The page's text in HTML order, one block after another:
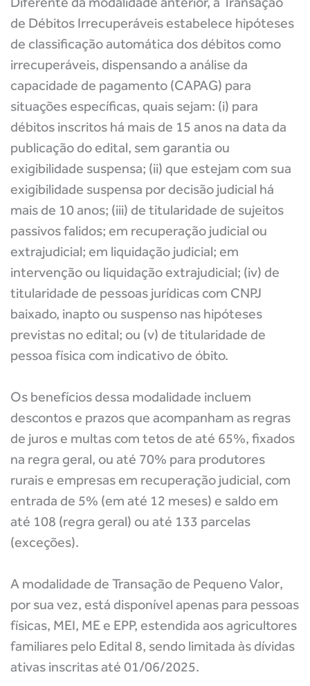
de Débitos Irrecuperáveisestabelece hipóteses
de classificação automática dos débitos como
irrecuperáveis, dispensando a análise da
capacidade de pagamento (CAPAG) para
situações específicas, quais sejam: (i) para
débitos inscritos há mais de 15 anos na data da
publicação do edital, sem garantia ou
exigibilidade suspensa; (ii) que estejam com sua
exigibilidade suspensa por decisão judicial há
mais de 10 anos; (iii) de titularidade de sujeitos
passivos falidos; em recuperação judicial ou
extrajudicial; em liquidação judicial; em
intervenção ou liquidação extrajudicial; (iv) de
titularidade de pessoas jurídicas com CNPJ
baixado, inapto ou suspenso nas hipóteses
previstas no edital; ou (v) de titularidade de
pessoa física com indicativo de óbito.
Os benefícios dessa modalidade incluem
descontos e prazos que acompanham as regras
de juros e multas com tetos de até 65%, fixados
na regra geral, ou até 70% para produtores
rurais e empresas em recuperação judicial, com
entrada de 5% (em até 12 meses) e saldo em
até 108 (regra geral) ou até 133 parcelas
(exceções).
A modalidade de Transação de Pequeno Valor,
por sua vez, está disponível apenas para pessoas
físicas, MEI, ME e EPP, estendida aos agricultores
familiares pelo Edital 8, sendo limitada às dívidas
ativas inscritas até 01/06/2025.